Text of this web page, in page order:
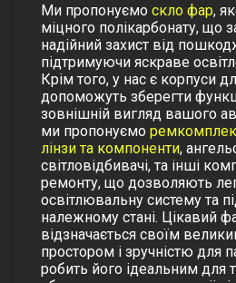
Ми пропонуємо скло фар,
міцного полікарбонату, що
надійний захист від
підтримуючи яскраве
Крім того, у нас є корпуси
допоможуть зберегти
зовнішній вигляд вашого
ми пропонуємо
лінзи та компоненти,
світловідбивачі, та інші
ремонту, що дозволяють
освітлювальну систему та
належному стані. Цікавий
відзначається своїм
простором і зручністю для
робить його ідеальним для